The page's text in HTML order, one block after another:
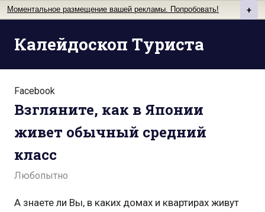
Моментальное размещение вашей рекламы. Попробовать! +
Калейдоскоп Туриста
Facebook
Взгляните, как в Японии
живет обычный средний
класс
Любопытно
А знаете ли Вы, в каких домах и квартирах живут